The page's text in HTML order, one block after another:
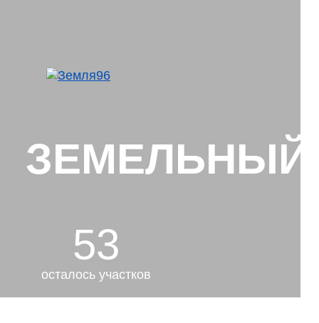
ЗЕМЕЛЬНЫЙ
53
осталось участков